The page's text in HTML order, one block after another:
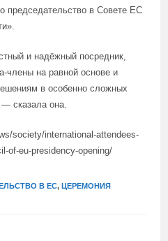
председательство в Совете ЕС
и надёжный посредник,
члены на равной основе и
в особенно сложных
— сказала она.
society/international-attendees-
of-eu-presidency-opening/
В ЕС, ЦЕРЕМОНИЯ